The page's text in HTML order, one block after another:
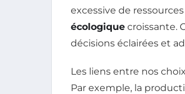
excessive de
écologique croissante.
décisions éclairées et
Les liens entre nos
Par exemple, la